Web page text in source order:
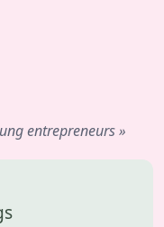
entrepreneurs »